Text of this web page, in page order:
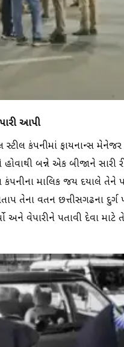
આપી
કંપનીમાં ફાયનાન્સ મેનેજર
હોવાથી બન્ને એક બીજાને
માલિક જય દયાલે તેને
તેના વતન છત્તીસગઢના
અને વેપારીને પતાવી દેવા